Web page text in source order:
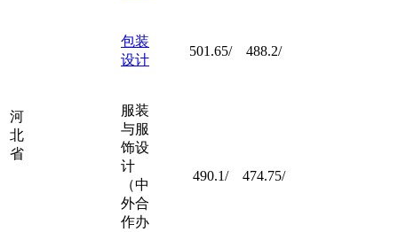
河
北
省
包装
设计
501.65/ 488.2/
服装
与服
饰设
计
（中
外合
作办
490.1/ 474.75/